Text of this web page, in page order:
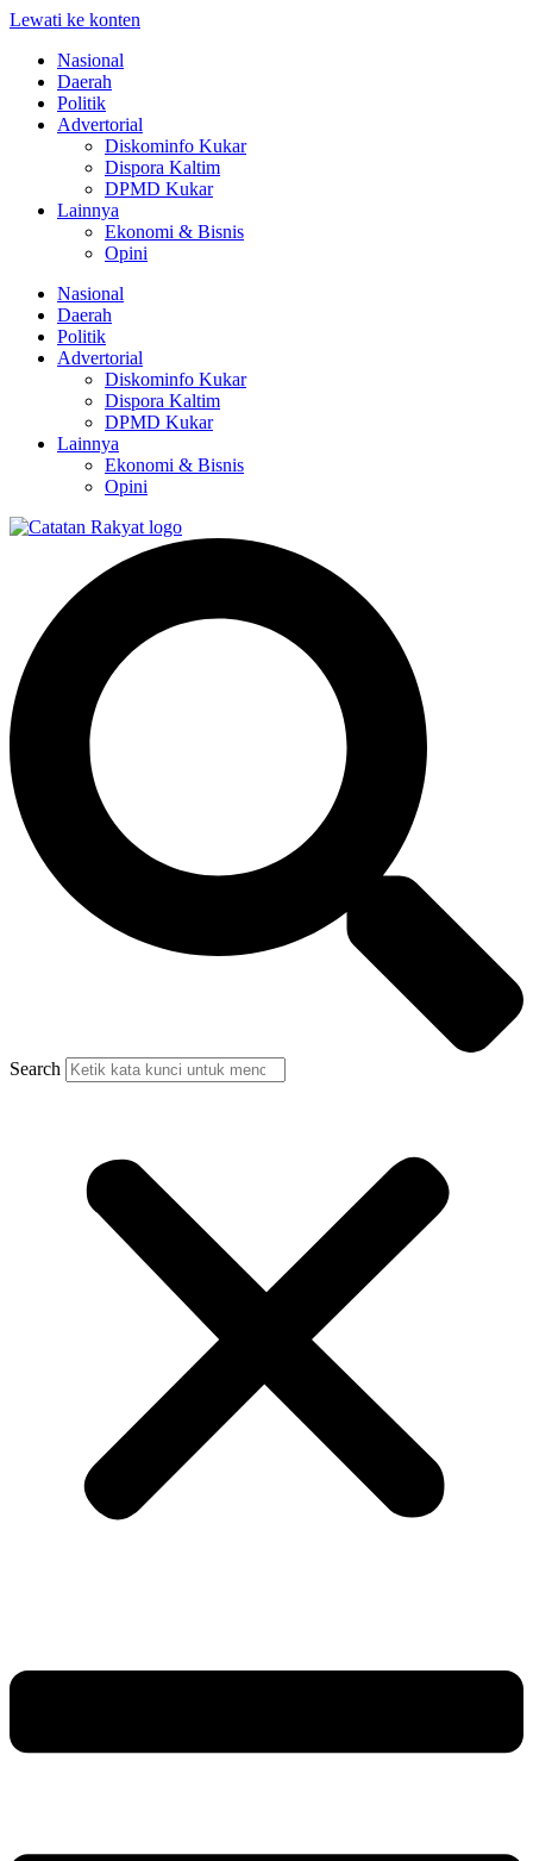
Lewati ke konten
Nasional
Daerah
Politik
Advertorial
Diskominfo Kukar
Dispora Kaltim
DPMD Kukar
Lainnya
Ekonomi & Bisnis
Opini
Nasional
Daerah
Politik
Advertorial
Diskominfo Kukar
Dispora Kaltim
DPMD Kukar
Lainnya
Ekonomi & Bisnis
Opini
Search